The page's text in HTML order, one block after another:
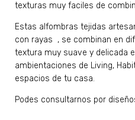
texturas muy faciles de
Estas alfombras tejidas
con rayas , se combinan en
textura muy suave y delicada
ambientaciones de Living,
espacios de tu casa.
Podes consultarnos por